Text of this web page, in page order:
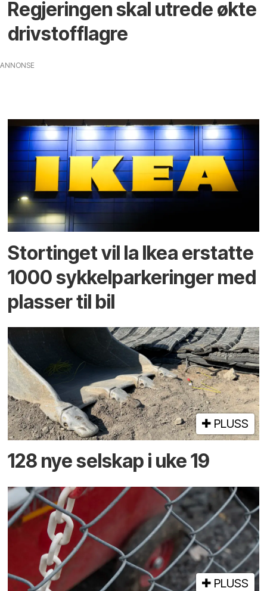
Regjeringen skal utrede økte
drivstofflagre
ANNONSE
Stortinget vil la Ikea erstatte
1000 sykkelparkeringer med
plasser til bil
PLUSS
128 nye selskap i uke 19
PLUSS